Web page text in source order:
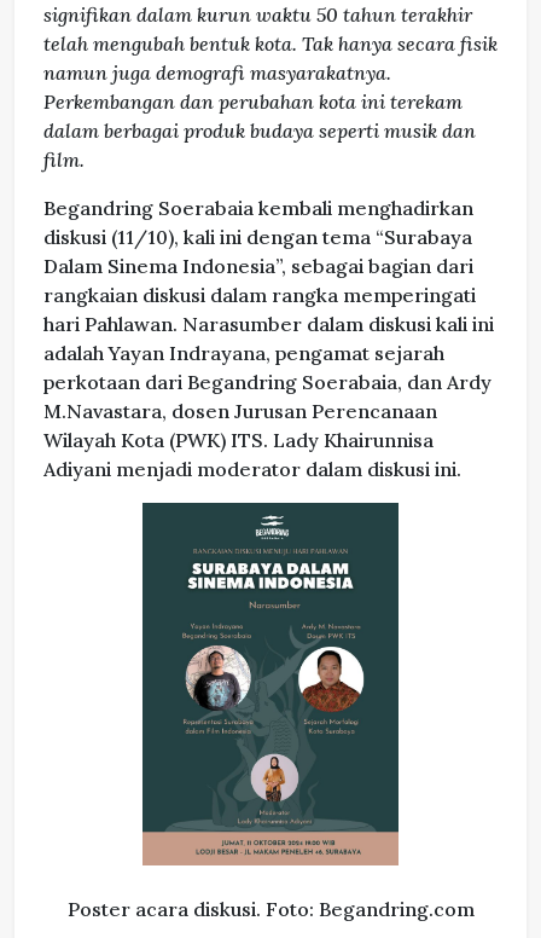
signifikan dalam kurun waktu 50 tahun terakhir
telah mengubah bentuk kota. Tak hanya secara fisik
namun juga demografi masyarakatnya.
Perkembangan dan perubahan kota ini terekam
dalam berbagai produk budaya seperti musik dan
film.
Begandring Soerabaia kembali menghadirkan
diskusi (11/10), kali ini dengan tema “Surabaya
Dalam Sinema Indonesia”, sebagai bagian dari
rangkaian diskusi dalam rangka memperingati
hari Pahlawan. Narasumber dalam diskusi kali ini
adalah Yayan Indrayana, pengamat sejarah
perkotaan dari Begandring Soerabaia, dan Ardy
M.Navastara, dosen Jurusan Perencanaan
Wilayah Kota (PWK) ITS. Lady Khairunnisa
Adiyani menjadi moderator dalam diskusi ini.
Poster acara diskusi. Foto: Begandring.com